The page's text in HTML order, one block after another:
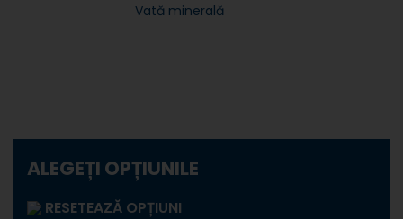
Vată minerală
ALEGEȚI OPȚIUNILE
RESETEAZĂ OPȚIUNI